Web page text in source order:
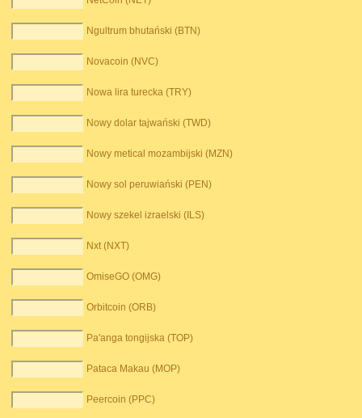
Ngultrum bhutański (BTN)
Novacoin (NVC)
Nowa lira turecka (TRY)
Nowy dolar tajwański (TWD)
Nowy metical mozambijski (MZN)
Nowy sol peruwiański (PEN)
Nowy szekel izraelski (ILS)
Nxt (NXT)
OmiseGO (OMG)
Orbitcoin (ORB)
Pa'anga tongijska (TOP)
Pataca Makau (MOP)
Peercoin (PPC)